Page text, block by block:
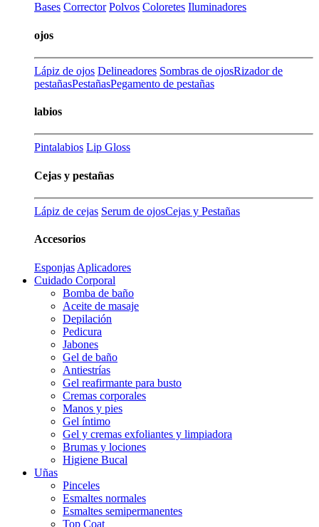
Bases Corrector Polvos Coloretes Iluminadores
ojos
Lápiz de ojos Delineadores Sombras de ojosRizador de
pestañasPestañasPegamento de pestañas
labios
Pintalabios Lip Gloss
Cejas y pestañas
Lápiz de cejas Serum de ojosCejas y Pestañas
Accesorios
Esponjas Aplicadores
Cuidado Corporal
Bomba de baño
Aceite de masaje
Depilación
Pedicura
Jabones
Gel de baño
Antiestrías
Gel reafirmante para busto
Cremas corporales
Manos y pies
Gel íntimo
Gel y cremas exfoliantes y limpiadora
Brumas y lociones
Higiene Bucal
Uñas
Pinceles
Esmaltes normales
Esmaltes semipermanentes
Top Coat